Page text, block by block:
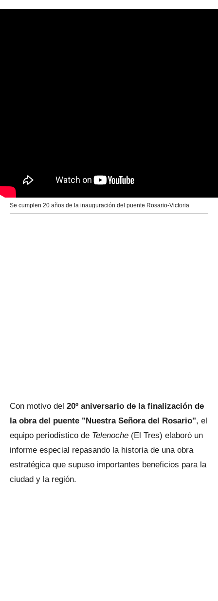
Se cumplen 20 años de la inauguración del puente Rosario-Victoria
Con motivo del 20º aniversario de la finalización de
la obra del puente "Nuestra Señora del Rosario", el
equipo periodístico de Telenoche (El Tres) elaboró un
informe especial repasando la historia de una obra
estratégica que supuso importantes beneficios para la
ciudad y la región.